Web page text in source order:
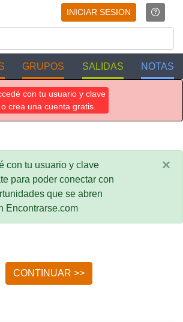
INICIAR SESION
GRUPOS SALIDAS NOTAS
con tu usuario y clave
o crea una cuenta gratis.
con tu usuario y clave
para poder conectar con
que se abren
Encontrarse.com
×
CONTINUAR >>